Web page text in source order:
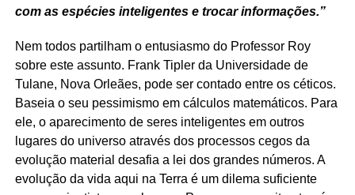
com as espécies inteligentes e trocar informações.”
Nem todos partilham o entusiasmo do Professor Roy
sobre este assunto. Frank Tipler da Universidade de
Tulane, Nova Orleães, pode ser contado entre os céticos.
Baseia o seu pessimismo em cálculos matemáticos. Para
ele, o aparecimento de seres inteligentes em outros
lugares do universo através dos processos cegos da
evolução material desafia a lei dos grandes números. A
evolução da vida aqui na Terra é um dilema suficiente